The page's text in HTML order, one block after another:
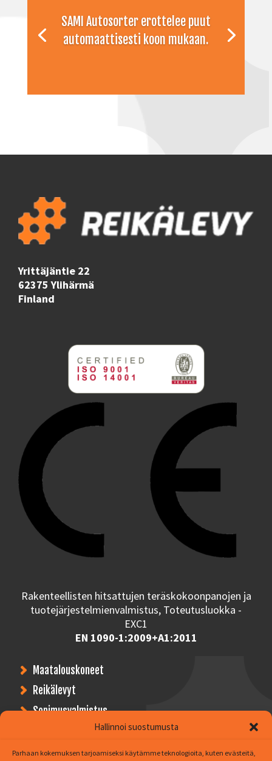
Hallinnoi suostumusta
Parhaan kokemuksen tarjoamiseksi käytämme teknologioita, kuten evästeitä,
SAMI Autosorter erottelee puut
automaattisesti koon mukaan.
Yrittäjäntie 22
62375 Ylihärmä
Finland
Rakenteellisten hitsattujen teräskokoonpanojen ja
tuotejärjestelmienvalmistus, Toteutusluokka -
EXC1
EN 1090-1:2009+A1:2011
Maatalouskoneet
Reikälevyt
Sopimusvalmistus
Asiakkaitamme